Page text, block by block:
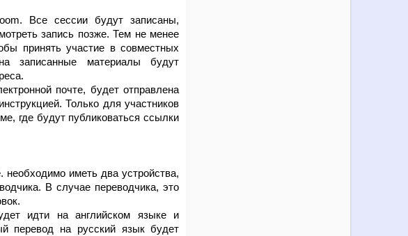
. Все сессии будут записаны,
запись позже. Тем не менее
принять участие в совместных
записанные материалы будут
почте, будет отправлена
Только для участников
где будут публиковаться ссылки
иметь два устройства,
В случае переводчика, это
идти на английском языке и
перевод на русский язык будет